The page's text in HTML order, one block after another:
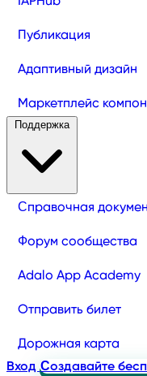
Публикация
Адаптивный дизайн
Маркетплейс
Поддержка
Справочная
Форум сообщества
Adalo App Academy
Отправить билет
Дорожная карта
Вход Создавайте